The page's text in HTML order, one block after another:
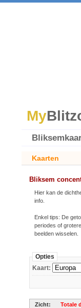
My
Kaarten
Bliksem
Hier kan de
info.
Enkel tips: De
periodes of
beelden wisselen.
Opties
Kaart:
Zicht: Totale